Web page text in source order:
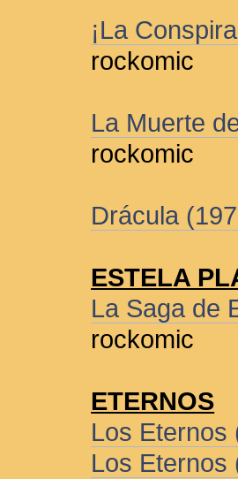
¡La
rockomic
La Muerte
rockomic
Drácula
ESTELA
La Saga de
rockomic
ETERNOS
Los Eternos
Los Eternos